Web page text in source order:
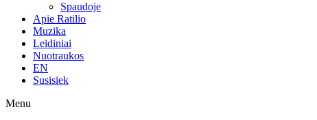
Spaudoje
Apie Ratilio
Muzika
Leidiniai
Nuotraukos
EN
Susisiek
Menu